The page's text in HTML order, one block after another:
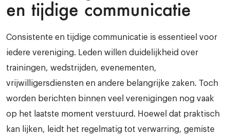
en tijdige communicatie
Consistente en tijdige communicatie is essentieel voor
iedere vereniging. Leden willen duidelijkheid over
trainingen, wedstrijden, evenementen,
vrijwilligersdiensten en andere belangrijke zaken. Toch
worden berichten binnen veel verenigingen nog vaak
op het laatste moment verstuurd. Hoewel dat praktisch
kan lijken, leidt het regelmatig tot verwarring, gemiste